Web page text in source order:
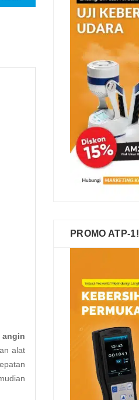
angin
alat
PROMO ATP-1!